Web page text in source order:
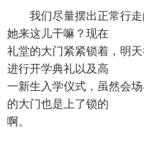
我们尽量摆出正常行走
她来这儿干嘛？现在
礼堂的大门紧紧锁着，明
进行开学典礼以及高
一新生入学仪式，虽然会
的大门也是上了锁的
啊。